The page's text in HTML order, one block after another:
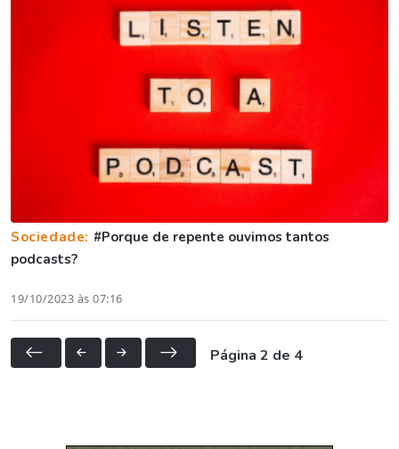
Sociedade: #Porque de repente ouvimos tantos
podcasts?
19/10/2023 às 07:16
Página 2 de 4